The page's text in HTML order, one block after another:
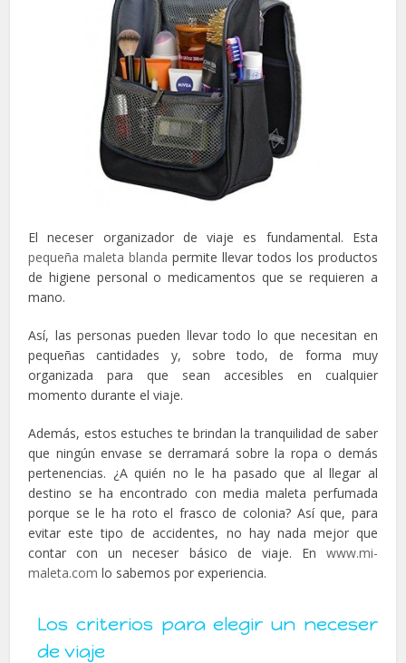
El neceser organizador de viaje es fundamental. Esta
pequeña maleta blanda permite llevar todos los productos
de higiene personal o medicamentos que se requieren a
mano.
Así, las personas pueden llevar todo lo que necesitan en
pequeñas cantidades y, sobre todo, de forma muy
organizada para que sean accesibles en cualquier
momento durante el viaje.
Además, estos estuches te brindan la tranquilidad de saber
que ningún envase se derramará sobre la ropa o demás
pertenencias. ¿A quién no le ha pasado que al llegar al
destino se ha encontrado con media maleta perfumada
porque se le ha roto el frasco de colonia? Así que, para
evitar este tipo de accidentes, no hay nada mejor que
contar con un neceser básico de viaje. En www.mi-
maleta.com lo sabemos por experiencia.
Los criterios para elegir un neceser
de viaje